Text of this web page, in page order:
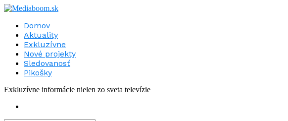
Domov
Aktuality
Exkluzívne
Nové projekty
Sledovanosť
Pikošky
Exkluzívne informácie nielen zo sveta televízie